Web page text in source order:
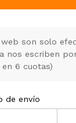
son solo
nos escriben
en 6 cuotas)
de envío